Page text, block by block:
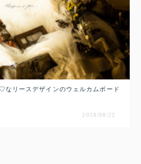
なリースデザインのウェルカムボード
2018/08/22